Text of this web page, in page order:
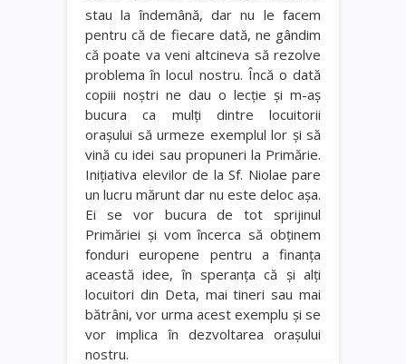
stau la îndemână, dar nu le facem
pentru că de fiecare dată, ne gândim
că poate va veni altcineva să rezolve
problema în locul nostru. Încă o dată
copiii noştri ne dau o lecţie şi m-aş
bucura ca mulţi dintre locuitorii
oraşului să urmeze exemplul lor şi să
vină cu idei sau propuneri la Primărie.
Iniţiativa elevilor de la Sf. Niolae pare
un lucru mărunt dar nu este deloc aşa.
Ei se vor bucura de tot sprijinul
Primăriei şi vom încerca să obţinem
fonduri europene pentru a finanţa
această idee, în speranţa că şi alţi
locuitori din Deta, mai tineri sau mai
bătrâni, vor urma acest exemplu şi se
vor implica în dezvoltarea oraşului
nostru.